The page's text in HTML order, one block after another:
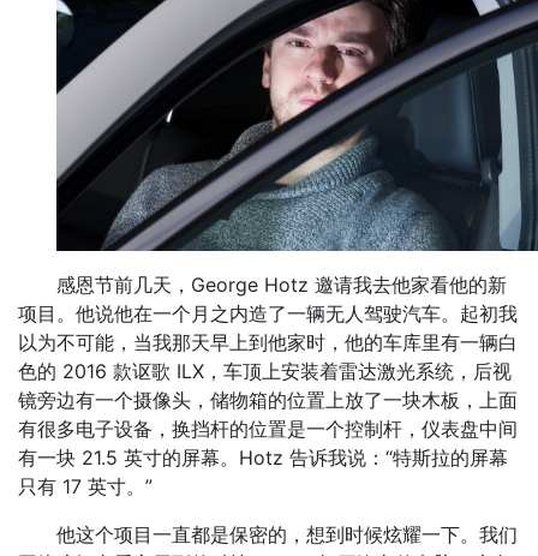
感恩节前几天，George Hotz 邀请我去他家看他的新
项目。他说他在一个月之内造了一辆无人驾驶汽车。起初我
以为不可能，当我那天早上到他家时，他的车库里有一辆白
色的 2016 款讴歌 ILX，车顶上安装着雷达激光系统，后视
镜旁边有一个摄像头，储物箱的位置上放了一块木板，上面
有很多电子设备，换挡杆的位置是一个控制杆，仪表盘中间
有一块 21.5 英寸的屏幕。Hotz 告诉我说：“特斯拉的屏幕
只有 17 英寸。”
他这个项目一直都是保密的，想到时候炫耀一下。我们